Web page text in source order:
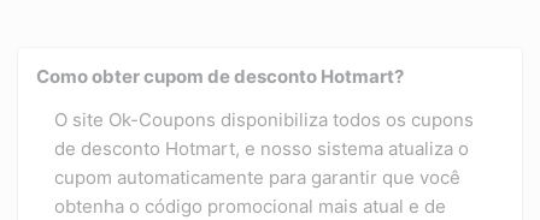
Como obter cupom de desconto Hotmart?
O site Ok-Coupons disponibiliza todos os cupons
de desconto Hotmart, e nosso sistema atualiza o
cupom automaticamente para garantir que você
obtenha o código promocional mais atual e de